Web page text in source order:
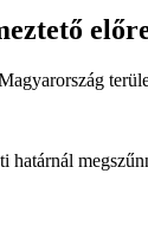
határnál